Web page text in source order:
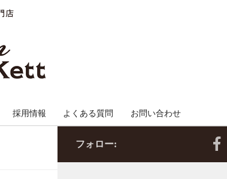
採用情報 よくある質問 お問い合わせ
フォロー: